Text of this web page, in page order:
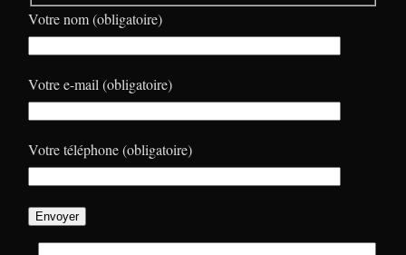
Votre nom (obligatoire)
Votre e-mail (obligatoire)
Votre téléphone (obligatoire)